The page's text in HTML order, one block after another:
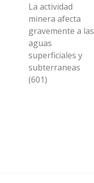
La actividad
minera afecta
gravemente a las
aguas
superficiales y
subterraneas
(601)